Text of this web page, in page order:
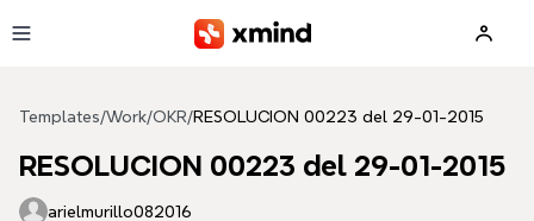
Templates/Work/OKR/RESOLUCION 00223 del 29-01-2015
RESOLUCION 00223 del 29-01-2015
arielmurillo082016